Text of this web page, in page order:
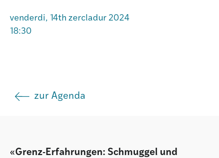
Societad
venderdi, 14th zercladur 2024
18:30
zur Agenda
«Grenz-Erfahrungen: Schmuggel und